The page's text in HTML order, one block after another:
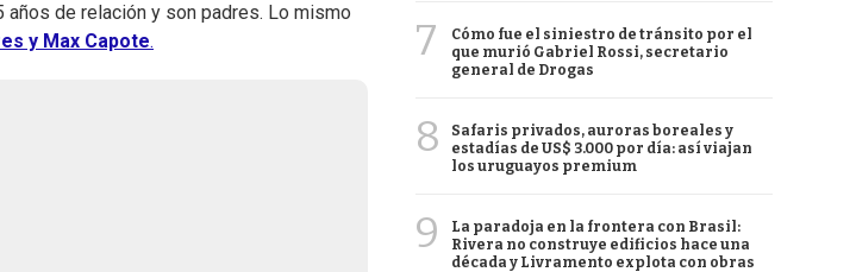
años de relación y son padres. Lo mismo
y Max Capote. 7
Cómo fue el siniestro de tránsito por el
que murió Gabriel Rossi, secretario
general de Drogas
8
Safaris privados, auroras boreales y
estadías de US$ 3.000 por día: así viajan
los uruguayos premium
9
La paradoja en la frontera con Brasil:
Rivera no construye edificios hace una
década y Livramento explota con obras